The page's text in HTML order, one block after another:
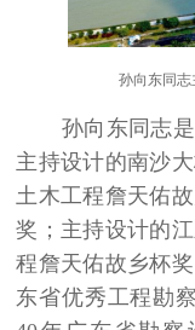
孙向东同志
孙向东同志
主持设计的南沙
土木工程詹天佑
奖；主持设计的
程詹天佑故乡杯
东省优秀工程勘